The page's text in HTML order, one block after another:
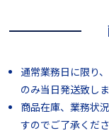
通常業務日に限り
のみ当日発送致しま
商品在庫、業務状
すのでご了承くださ